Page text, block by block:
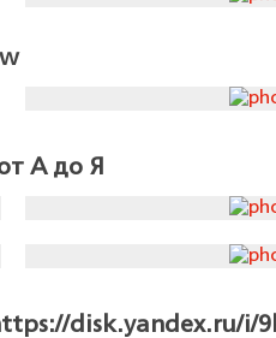
А до Я
disk.yandex.ru/i/